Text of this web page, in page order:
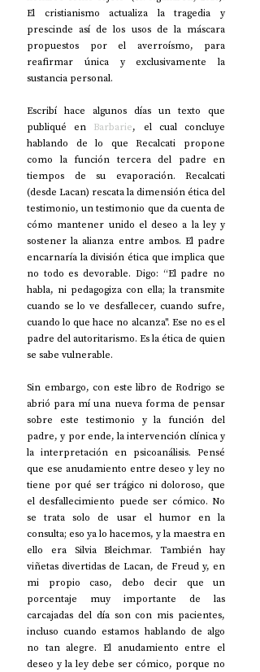
El cristianismo actualiza la tragedia y
prescinde así de los usos de la máscara
propuestos por el averroísmo, para
reafirmar única y exclusivamente la
sustancia personal.
Escribí hace algunos días un texto que
publiqué en Barbarie, el cual concluye
hablando de lo que Recalcati propone
como la función tercera del padre en
tiempos de su evaporación. Recalcati
(desde Lacan) rescata la dimensión ética del
testimonio, un testimonio que da cuenta de
cómo mantener unido el deseo a la ley y
sostener la alianza entre ambos. El padre
encarnaría la división ética que implica que
no todo es devorable. Digo: “El padre no
habla, ni pedagogiza con ella; la transmite
cuando se lo ve desfallecer, cuando sufre,
cuando lo que hace no alcanza". Ese no es el
padre del autoritarismo. Es la ética de quien
se sabe vulnerable.
Sin embargo, con este libro de Rodrigo se
abrió para mí una nueva forma de pensar
sobre este testimonio y la función del
padre, y por ende, la intervención clínica y
la interpretación en psicoanálisis. Pensé
que ese anudamiento entre deseo y ley no
tiene por qué ser trágico ni doloroso, que
el desfallecimiento puede ser cómico. No
se trata solo de usar el humor en la
consulta; eso ya lo hacemos, y la maestra en
ello era Silvia Bleichmar. También hay
viñetas divertidas de Lacan, de Freud y, en
mi propio caso, debo decir que un
porcentaje muy importante de las
carcajadas del día son con mis pacientes,
incluso cuando estamos hablando de algo
no tan alegre. El anudamiento entre el
deseo y la ley debe ser cómico, porque no